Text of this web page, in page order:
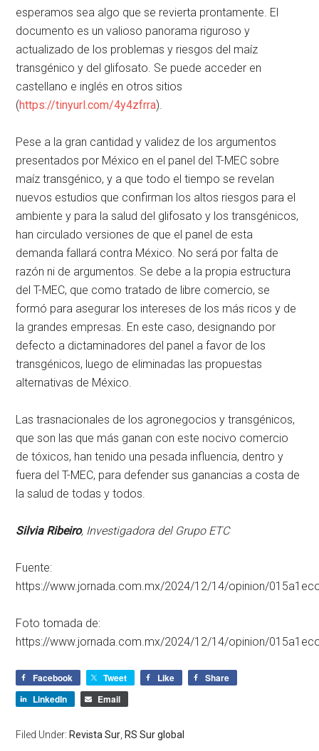
esperamos sea algo que se revierta prontamente. El
documento es un valioso panorama riguroso y
actualizado de los problemas y riesgos del maíz
transgénico y del glifosato. Se puede acceder en
castellano e inglés en otros sitios
(https://tinyurl.com/4y4zfrra).
Pese a la gran cantidad y validez de los argumentos
presentados por México en el panel del T-MEC sobre
maíz transgénico, y a que todo el tiempo se revelan
nuevos estudios que confirman los altos riesgos para el
ambiente y para la salud del glifosato y los transgénicos,
han circulado versiones de que el panel de esta
demanda fallará contra México. No será por falta de
razón ni de argumentos. Se debe a la propia estructura
del T-MEC, que como tratado de libre comercio, se
formó para asegurar los intereses de los más ricos y de
la grandes empresas. En este caso, designando por
defecto a dictaminadores del panel a favor de los
transgénicos, luego de eliminadas las propuestas
alternativas de México.
Las trasnacionales de los agronegocios y transgénicos,
que son las que más ganan con este nocivo comercio
de tóxicos, han tenido una pesada influencia, dentro y
fuera del T-MEC, para defender sus ganancias a costa de
la salud de todas y todos.
Silvia Ribeiro, Investigadora del Grupo ETC
Fuente:
https://www.jornada.com.mx/2024/12/14/opinion/
Foto tomada de:
https://www.jornada.com.mx/2024/12/14/opinion/
Facebook Tweet Like
Share
LinkedIn
Email
Filed Under: Revista Sur RS Sur global